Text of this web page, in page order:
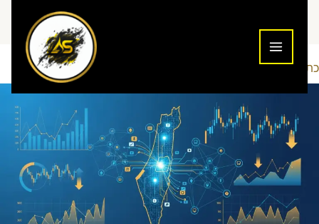
כתיבת תגובה Maor-Seo